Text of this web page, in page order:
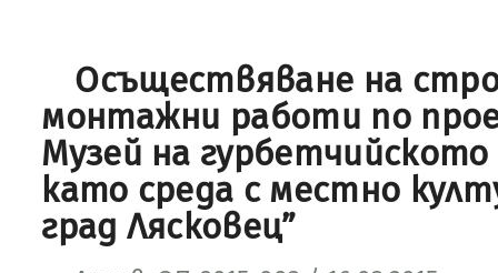
Осъществяване на
монтажни работи по
Музей на
като среда с местно
град Лясковец”